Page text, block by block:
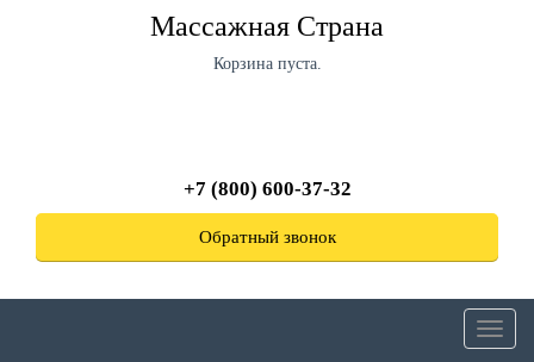
Массажная Страна
Корзина пуста.
+7 (800) 600-37-32
Обратный звонок